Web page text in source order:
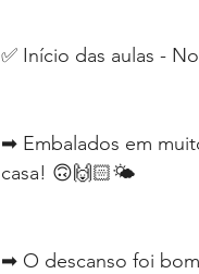
✅ Início das aulas -
➡ Embalados em
casa! 🙃🙌🏻🌤
➡ O descanso foi